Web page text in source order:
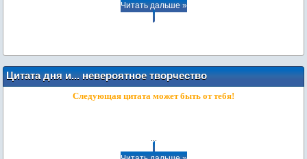
Читать дальше »
Цитата дня и... невероятное творчество
наших пользователей: стихи
Следующая цитата может быть от тебя!